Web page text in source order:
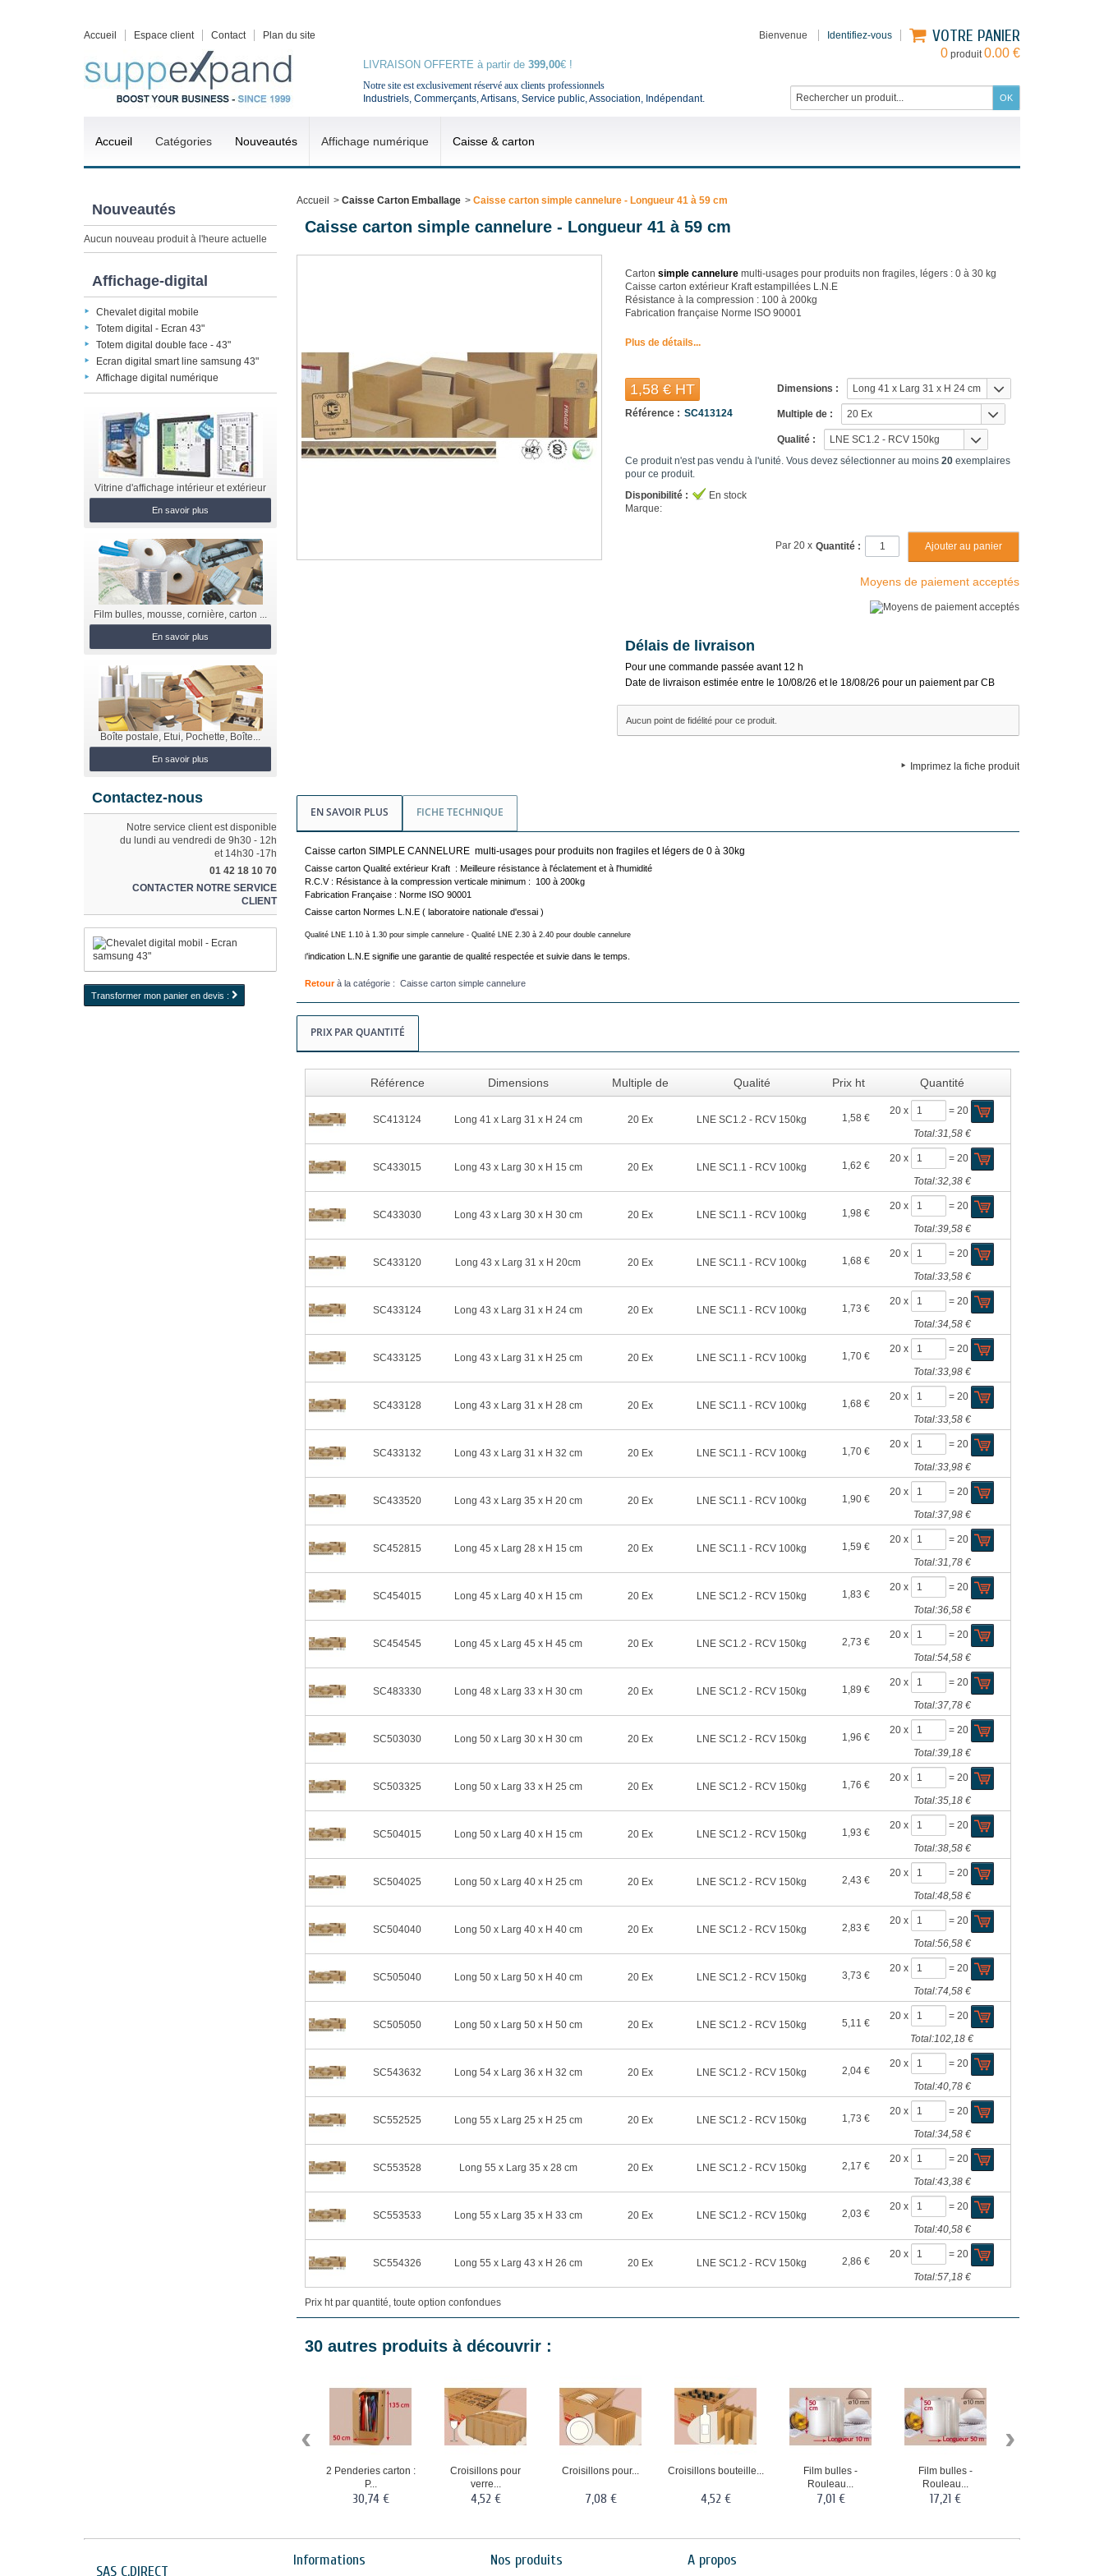
Accueil Espace client Contact Plan du site Bienvenue Identifiez-vous VOTRE PANIER
0 produit0.00 €
Notre site est exclusivement réservé aux clients professionnels
Industriels, Commerçants, Artisans, Service public, Association, Indépendant.
LIVRAISON OFFERTE à partir de 399,00€ !
Accueil Catégories Nouveautés Affichage numérique Caisse & carton
Nouveautés
Aucun nouveau produit à l'heure actuelle
Affichage-digital
Chevalet digital mobile
Totem digital - Ecran 43"
Totem digital double face - 43"
Ecran digital smart line samsung 43"
Affichage digital numérique
Vitrine d'affichage intérieur et extérieur
En savoir plus
Film bulles, mousse, cornière, carton ...
En savoir plus
Boîte postale, Etui, Pochette, Boîte...
En savoir plus
Contactez-nous
Notre service client est disponible
du lundi au vendredi de 9h30 - 12h
et 14h30 -17h
01 42 18 10 70
CONTACTER NOTRE SERVICE
CLIENT
Transformer mon panier en devis :
Accueil > Caisse Carton Emballage > Caisse carton simple cannelure - Longueur 41 à 59 cm
Caisse carton simple cannelure - Longueur 41 à 59 cm
Cartonsimple cannelure multi-usages pour produits non fragiles, légers : 0 à 30 kg
Caisse carton extérieur Kraft estampillées L.N.E
Résistance à la compression : 100 à 200kg
Fabrication française Norme ISO 90001
Plus de détails...
Dimensions : Long 41 x Larg 31 x H 24 cm
Multiple de : 20 Ex
Qualité : LNE SC1.2 - RCV 150kg
1,58 €HT
Référence : SC413124
Ce produit n'est pas vendu à l'unité. Vous devez sélectionner au moins20 exemplaires
pour ce produit.
Disponibilité :
En stock
Marque:
Quantité :
Par 20 x
Moyens de paiement acceptés
Délais de livraison
Pour une commande passée avant 12 h
Date de livraison estimée entre le 10/08/26 et le 18/08/26 pour un paiement par CB
Aucun point de fidélité pour ce produit.
Imprimez la fiche produit
EN SAVOIR PLUS FICHE TECHNIQUE
Caisse carton SIMPLE CANNELURE multi-usages pour produits non fragiles et légers de 0 à 30kg
Caisse carton Qualité extérieur Kraft : Meilleure résistance à l'éclatement et à l'humidité
R.C.V : Résistance à la compression verticale minimum : 100 à 200kg
Fabrication Française : Norme ISO 90001
Caisse carton Normes L.N.E ( laboratoire nationale d'essai )
Qualité LNE 1.10 à 1.30 pour simple cannelure -Qualité LNE 2.30 à 2.40 pour double cannelure
l'indication L.N.E signifie une garantie de qualité respectée et suivie dans le temps.
Retourà la catégorie : Caisse carton simple cannelure
PRIX PAR QUANTITÉ
Référence Dimensions Multiple de Qualité Prix ht Quantité
SC413124 Long 41 x Larg 31 x H 24 cm 20 Ex LNE SC1.2 - RCV 150kg 1,58 €
20 x =20
Total:31,58 €
SC433015 Long 43 x Larg 30 x H 15 cm 20 Ex LNE SC1.1 - RCV 100kg 1,62 €
20 x =20
Total:32,38 €
SC433030 Long 43 x Larg 30 x H 30 cm 20 Ex LNE SC1.1 - RCV 100kg 1,98 €
20 x =20
Total:39,58 €
SC433120 Long 43 x Larg 31 x H 20cm 20 Ex LNE SC1.1 - RCV 100kg 1,68 €
20 x =20
Total:33,58 €
SC433124 Long 43 x Larg 31 x H 24 cm 20 Ex LNE SC1.1 - RCV 100kg 1,73 €
20 x =20
Total:34,58 €
SC433125 Long 43 x Larg 31 x H 25 cm 20 Ex LNE SC1.1 - RCV 100kg 1,70 €
20 x =20
Total:33,98 €
SC433128 Long 43 x Larg 31 x H 28 cm 20 Ex LNE SC1.1 - RCV 100kg 1,68 €
20 x =20
Total:33,58 €
SC433132 Long 43 x Larg 31 x H 32 cm 20 Ex LNE SC1.1 - RCV 100kg 1,70 €
20 x =20
Total:33,98 €
SC433520 Long 43 x Larg 35 x H 20 cm 20 Ex LNE SC1.1 - RCV 100kg 1,90 €
20 x =20
Total:37,98 €
SC452815 Long 45 x Larg 28 x H 15 cm 20 Ex LNE SC1.1 - RCV 100kg 1,59 €
20 x =20
Total:31,78 €
SC454015 Long 45 x Larg 40 x H 15 cm 20 Ex LNE SC1.2 - RCV 150kg 1,83 €
20 x =20
Total:36,58 €
SC454545 Long 45 x Larg 45 x H 45 cm 20 Ex LNE SC1.2 - RCV 150kg 2,73 €
20 x =20
Total:54,58 €
SC483330 Long 48 x Larg 33 x H 30 cm 20 Ex LNE SC1.2 - RCV 150kg 1,89 €
20 x =20
Total:37,78 €
SC503030 Long 50 x Larg 30 x H 30 cm 20 Ex LNE SC1.2 - RCV 150kg 1,96 €
20 x =20
Total:39,18 €
SC503325 Long 50 x Larg 33 x H 25 cm 20 Ex LNE SC1.2 - RCV 150kg 1,76 €
20 x =20
Total:35,18 €
SC504015 Long 50 x Larg 40 x H 15 cm 20 Ex LNE SC1.2 - RCV 150kg 1,93 €
20 x =20
Total:38,58 €
SC504025 Long 50 x Larg 40 x H 25 cm 20 Ex LNE SC1.2 - RCV 150kg 2,43 €
20 x =20
Total:48,58 €
SC504040 Long 50 x Larg 40 x H 40 cm 20 Ex LNE SC1.2 - RCV 150kg 2,83 €
20 x =20
Total:56,58 €
SC505040 Long 50 x Larg 50 x H 40 cm 20 Ex LNE SC1.2 - RCV 150kg 3,73 €
20 x =20
Total:74,58 €
SC505050 Long 50 x Larg 50 x H 50 cm 20 Ex LNE SC1.2 - RCV 150kg 5,11 €
20 x =20
Total:102,18 €
SC543632 Long 54 x Larg 36 x H 32 cm 20 Ex LNE SC1.2 - RCV 150kg 2,04 €
20 x =20
Total:40,78 €
SC552525 Long 55 x Larg 25 x H 25 cm 20 Ex LNE SC1.2 - RCV 150kg 1,73 €
20 x =20
Total:34,58 €
SC553528 Long 55 x Larg 35 x 28 cm 20 Ex LNE SC1.2 - RCV 150kg 2,17 €
20 x =20
Total:43,38 €
SC553533 Long 55 x Larg 35 x H 33 cm 20 Ex LNE SC1.2 - RCV 150kg 2,03 €
20 x =20
Total:40,58 €
SC554326 Long 55 x Larg 43 x H 26 cm 20 Ex LNE SC1.2 - RCV 150kg 2,86 €
20 x =20
Total:57,18 €
Prix ht par quantité, toute option confondues
30 autres produits à découvrir :
2 Penderies carton :
P...
30,74 €
Croisillons pour
verre...
4,52 €
Croisillons pour...
7,08 €
Croisillons bouteille...
4,52 €
Film bulles -
Rouleau...
7,01 €
Film bulles -
Rouleau...
17,21 €
‹ ›
SAS C.DIRECT
Informations Nos produits A propos